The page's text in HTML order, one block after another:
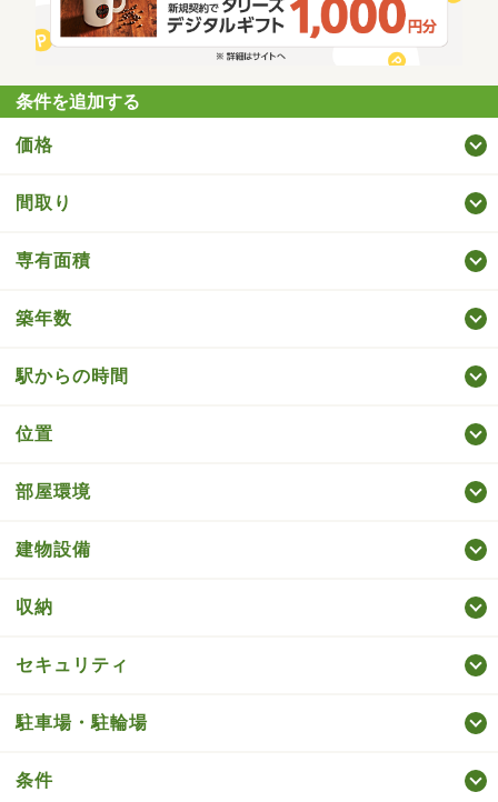
条件を追加する
価格
間取り
専有面積
築年数
駅からの時間
位置
部屋環境
建物設備
収納
セキュリティ
駐車場・駐輪場
条件